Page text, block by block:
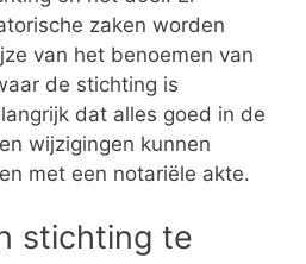
zaken worden
van het benoemen van
de stichting is
dat alles goed in de
wijzigingen kunnen
met een notariële akte.
stichting te